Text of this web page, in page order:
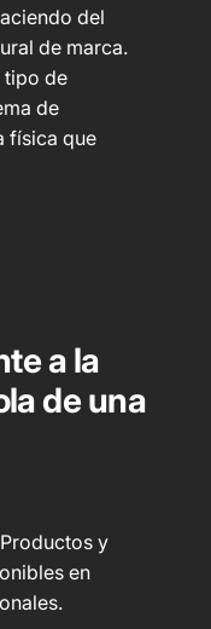
del
de marca.
tipo de
de
física que
a la
de una
Productos y
en